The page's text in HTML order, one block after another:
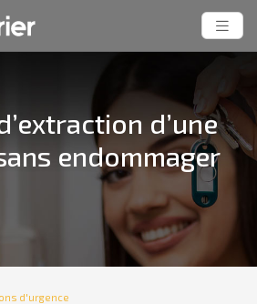
d’une
endommager
d'urgence